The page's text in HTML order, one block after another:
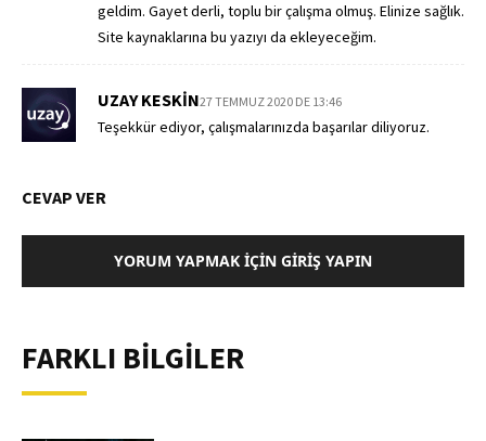
geldim. Gayet derli, toplu bir çalışma olmuş. Elinize sağlık.
Site kaynaklarına bu yazıyı da ekleyeceğim.
UZAY KESKIN27 TEMMUZ 2020 DE 13:46
Teşekkür ediyor, çalışmalarınızda başarılar diliyoruz.
CEVAP VER
YORUM YAPMAK İÇIN GIRIŞ YAPIN
FARKLI BİLGİLER